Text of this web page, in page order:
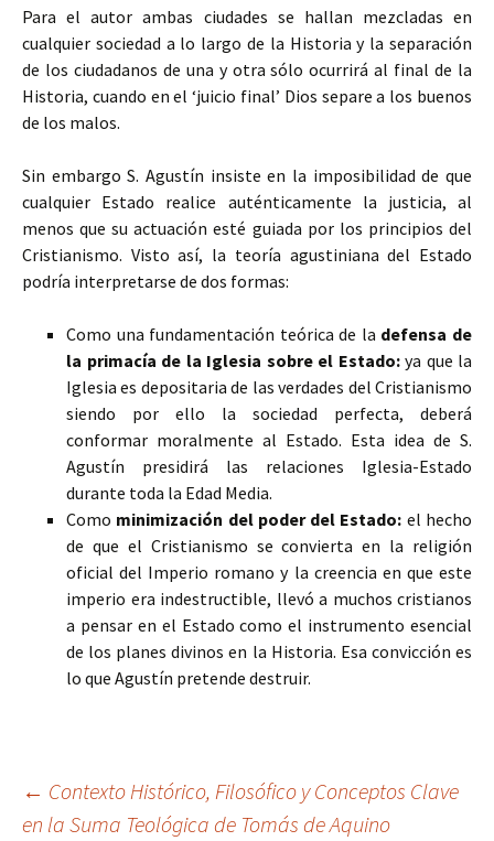
Para el autor ambas ciudades se hallan mezcladas en
cualquier sociedad a lo largo de la Historia y la separación
de los ciudadanos de una y otra sólo ocurrirá al final de la
Historia, cuando en el ‘juicio final’ Dios separe a los buenos
de los malos.
Sin embargo S. Agustín insiste en la imposibilidad de que
cualquier Estado realice auténticamente la justicia, al
menos que su actuación esté guiada por los principios del
Cristianismo. Visto así, la teoría agustiniana del Estado
podría interpretarse de dos formas:
Como una fundamentación teórica de la defensa de
la primacía de la Iglesia sobre el Estado:ya que la
Iglesia es depositaria de las verdades del Cristianismo
siendo por ello la sociedad perfecta, deberá
conformar moralmente al Estado. Esta idea de S.
Agustín presidirá las relaciones Iglesia-Estado
durante toda la Edad Media.
Como minimización del poder del Estado: el hecho
de que el Cristianismo se convierta en la religión
oficial del Imperio romano y la creencia en que este
imperio era indestructible, llevó a muchos cristianos
a pensar en el Estado como el instrumento esencial
de los planes divinos en la Historia. Esa convicción es
lo que Agustín pretende destruir.
Navegación
← Contexto Histórico, Filosófico y Conceptos Clave
en la Suma Teológica de Tomás de Aquino